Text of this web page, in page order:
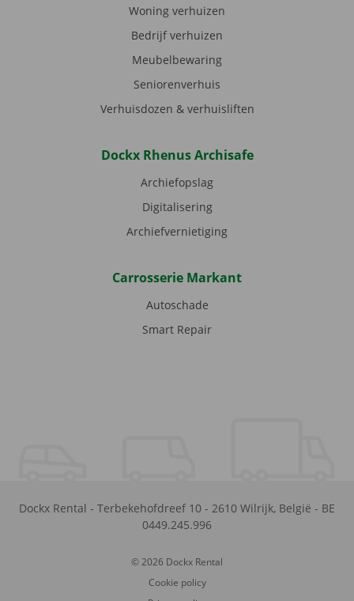
Woning verhuizen
Bedrijf verhuizen
Meubelbewaring
Seniorenverhuis
Verhuisdozen & verhuisliften
Dockx Rhenus Archisafe
Archiefopslag
Digitalisering
Archiefvernietiging
Carrosserie Markant
Autoschade
Smart Repair
Dockx Rental - Terbekehofdreef 10 - 2610 Wilrijk, België - BE
0449.245.996
© 2026 Dockx Rental
Cookie policy